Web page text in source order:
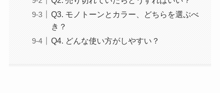
Q3. モノトーンとカラー、どちらを選ぶべ
き？
Q4. どんな使い方がしやすい？